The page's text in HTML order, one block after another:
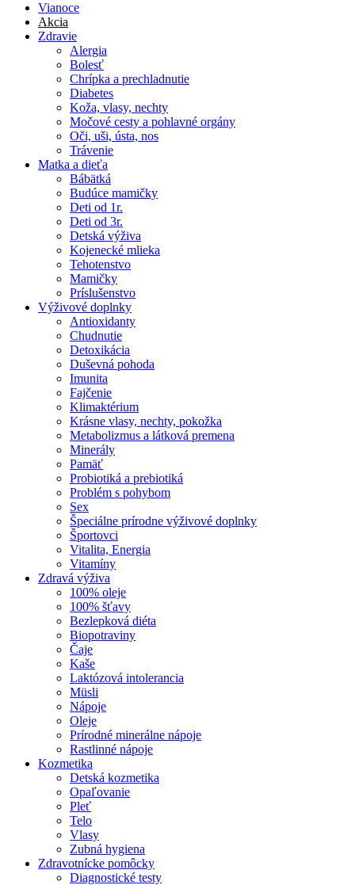
Vianoce
Akcia
Zdravie
Alergia
Bolesť
Chrípka a prechladnutie
Diabetes
Koža, vlasy, nechty
Močové cesty a pohlavné orgány
Oči, uši, ústa, nos
Trávenie
Matka a dieťa
Bábätká
Budúce mamičky
Deti od 1r.
Deti od 3r.
Detská výživa
Kojenecké mlieka
Tehotenstvo
Mamičky
Príslušenstvo
Výživové doplnky
Antioxidanty
Chudnutie
Detoxikácia
Duševná pohoda
Imunita
Fajčenie
Klimaktérium
Krásne vlasy, nechty, pokožka
Metabolizmus a látková premena
Minerály
Pamäť
Probiotiká a prebiotiká
Problém s pohybom
Sex
Špeciálne prírodne výživové doplnky
Športovci
Vitalita, Energia
Vitamíny
Zdravá výživa
100% oleje
100% šťavy
Bezlepková diéta
Biopotraviny
Čaje
Kaše
Laktózová intolerancia
Müsli
Nápoje
Oleje
Prírodné minerálne nápoje
Rastlinné nápoje
Kozmetika
Detská kozmetika
Opaľovanie
Pleť
Telo
Vlasy
Zubná hygiena
Zdravotnícke pomôcky
Diagnostické testy